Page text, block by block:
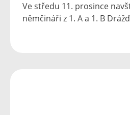
Ve středu 11. prosince
němčináři z 1. A a 1. B